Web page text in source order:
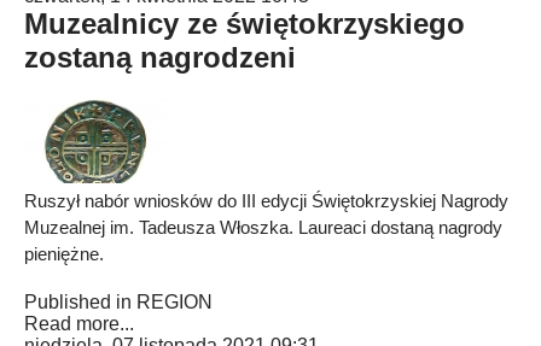
Muzealnicy ze świętokrzyskiego
zostaną nagrodzeni
Ruszył nabór wniosków do III edycji Świętokrzyskiej Nagrody
Muzealnej im. Tadeusza Włoszka. Laureaci dostaną nagrody
pieniężne.
Published in REGION
Read more...